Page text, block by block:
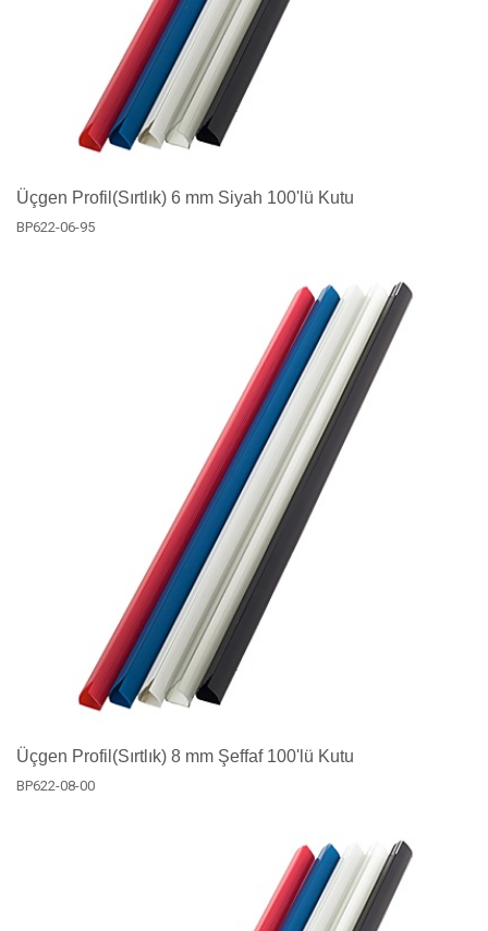
Üçgen Profil(Sırtlık) 6 mm Siyah 100'lü Kutu
BP622-06-95
Üçgen Profil(Sırtlık) 8 mm Şeffaf 100'lü Kutu
BP622-08-00